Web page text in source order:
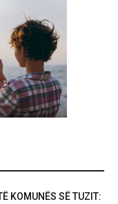
KOMUNËS SË TUZIT: